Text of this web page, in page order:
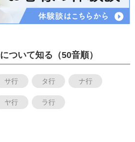
ついて知る（50音順）
サ行 タ行 ナ行
ヤ行 ラ行